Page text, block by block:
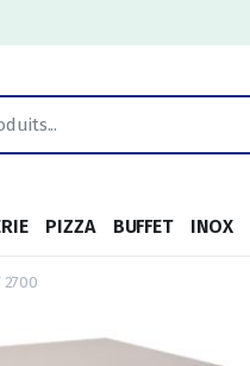
PIZZA BUFFET INOX
2700